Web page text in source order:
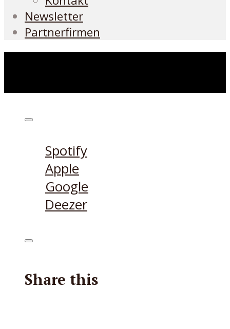
Newsletter
Partnerfirmen
Spotify
Apple
Google
Deezer
Share this